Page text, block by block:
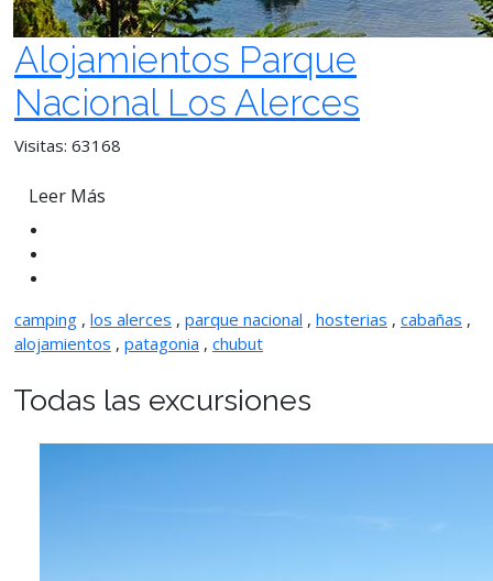
Alojamientos Parque
Nacional Los Alerces
Visitas: 63168
Leer Más
camping , los alerces , parque nacional , hosterias , cabañas ,
alojamientos , patagonia , chubut
Todas las excursiones